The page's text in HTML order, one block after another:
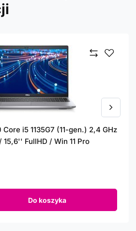
i5 1135G7 (11-gen.) 2,4 GHz
FullHD / Win 11 Pro
Do koszyka